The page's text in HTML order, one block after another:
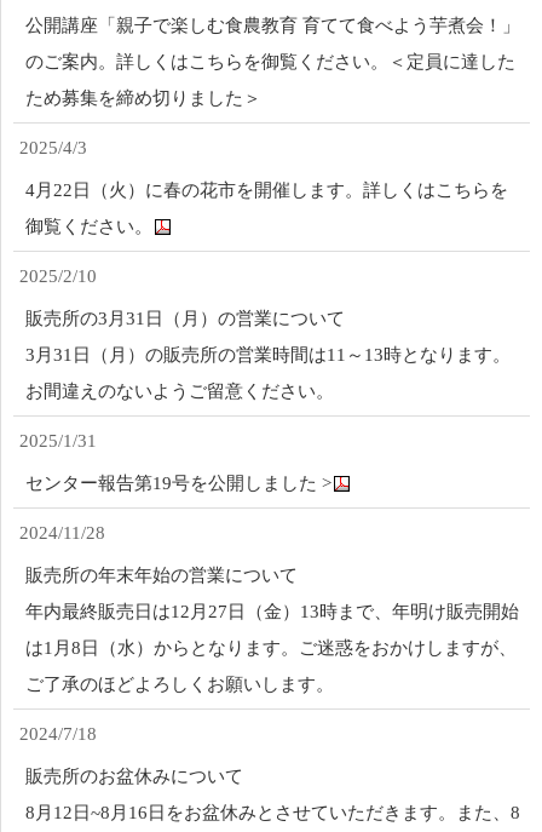
公開講座「親子で楽しむ食農教育 育てて食べよう芋煮会！」
のご案内。詳しくはこちらを御覧ください。＜定員に達した
ため募集を締め切りました＞
2025/4/3
4月22日（火）に春の花市を開催します。詳しくはこちらを
御覧ください。
2025/2/10
販売所の3月31日（月）の営業について
3月31日（月）の販売所の営業時間は11～13時となります。
お間違えのないようご留意ください。
2025/1/31
センター報告第19号を公開しました >
2024/11/28
販売所の年末年始の営業について
年内最終販売日は12月27日（金）13時まで、年明け販売開始
は1月8日（水）からとなります。ご迷惑をおかけしますが、
ご了承のほどよろしくお願いします。
2024/7/18
販売所のお盆休みについて
8月12日~8月16日をお盆休みとさせていただきます。また、8